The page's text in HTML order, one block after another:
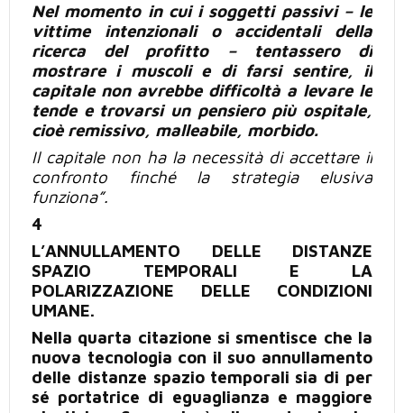
Nel momento in cui i soggetti passivi – le
vittime intenzionali o accidentali della
ricerca del profitto – tentassero di
mostrare i muscoli e di farsi sentire, il
capitale non avrebbe difficoltà a levare le
tende e trovarsi un pensiero più ospitale,
cioè remissivo, malleabile, morbido.
Il capitale non ha la necessità di accettare il
confronto
finché la strategia elusiva
funziona”.
4
L’ANNULLAMENTO DELLE DISTANZE
SPAZIO TEMPORALI E
LA
POLARIZZAZIONE DELLE CONDIZIONI
UMANE.
Nella quarta citazione si smentisce che la
nuova tecnologia con il suo annullamento
delle distanze spazio temporali sia di per
sé portatrice di eguaglianza e maggiore